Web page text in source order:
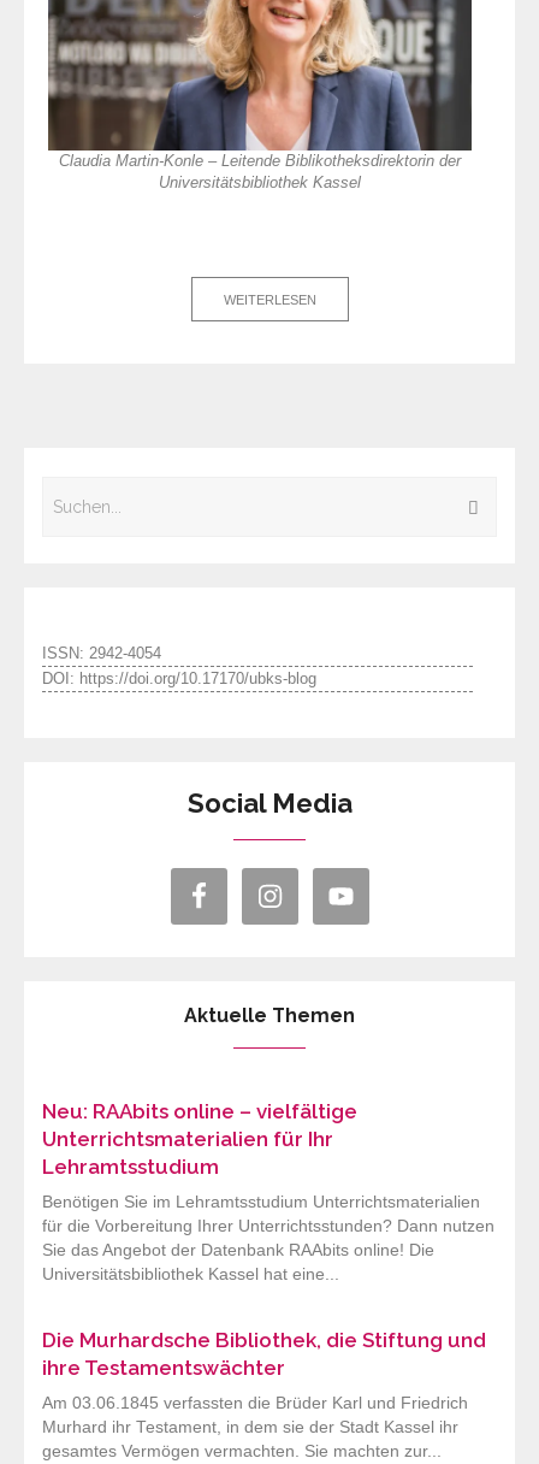
Claudia Martin-Konle – Leitende Biblikotheksdirektorin der
Universitätsbibliothek Kassel
WEITERLESEN
ISSN: 2942-4054
DOI: https://doi.org/10.17170/ubks-blog
Social Media
Aktuelle Themen
Neu: RAAbits online – vielfältige
Unterrichtsmaterialien für Ihr
Lehramtsstudium
Benötigen Sie im Lehramtsstudium Unterrichtsmaterialien
für die Vorbereitung Ihrer Unterrichtsstunden? Dann nutzen
Sie das Angebot der Datenbank RAAbits online! Die
Universitätsbibliothek Kassel hat eine...
Die Murhardsche Bibliothek, die Stiftung und
ihre Testamentswächter
Am 03.06.1845 verfassten die Brüder Karl und Friedrich
Murhard ihr Testament, in dem sie der Stadt Kassel ihr
gesamtes Vermögen vermachten. Sie machten zur...